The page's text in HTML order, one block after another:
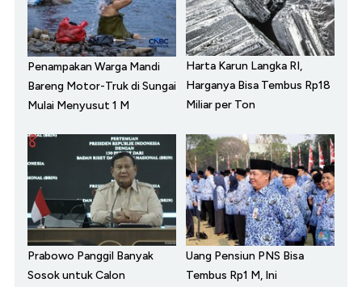
Penampakan Warga Mandi
Bareng Motor-Truk di Sungai
Mulai Menyusut 1 M
Harta Karun Langka RI,
Harganya Bisa Tembus Rp18
Miliar per Ton
Prabowo Panggil Banyak
Sosok untuk Calon
Uang Pensiun PNS Bisa
Tembus Rp1 M, Ini